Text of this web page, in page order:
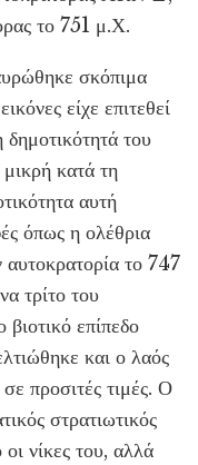
το 751 μ.Χ.
σκόπιμα
είχε επιτεθεί
του
κατά τη
αυτή
όπως η ολέθρια
το 747
τρίτο του
επίπεδο
και ο λαός
προσιτές τιμές. Ο
στρατιωτικός
νίκες του, αλλά